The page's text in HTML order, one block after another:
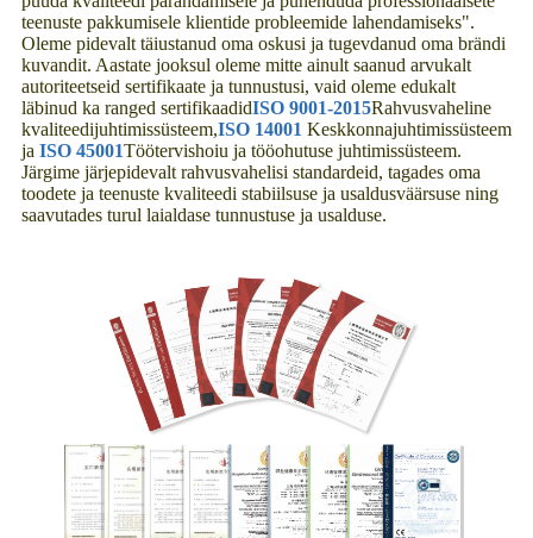
teenuste pakkumisele klientide probleemide lahendamiseks".
Oleme pidevalt täiustanud oma oskusi ja tugevdanud oma brändi
kuvandit. Aastate jooksul oleme mitte ainult saanud arvukalt
autoriteetseid sertifikaate ja tunnustusi, vaid oleme edukalt
läbinud ka ranged sertifikaadidISO 9001-2015Rahvusvaheline
kvaliteedijuhtimissüsteem,ISO 14001 Keskkonnajuhtimissüsteem
ja ISO 45001Töötervishoiu ja tööohutuse juhtimissüsteem.
Järgime järjepidevalt rahvusvahelisi standardeid, tagades oma
toodete ja teenuste kvaliteedi stabiilsuse ja usaldusväärsuse ning
saavutades turul laialdase tunnustuse ja usalduse.